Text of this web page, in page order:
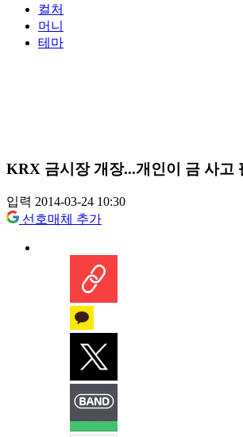
컬처
머니
테마
KRX 금시장 개장...개인이 금 사고
입력 2014-03-24 10:30
선호매체 추가